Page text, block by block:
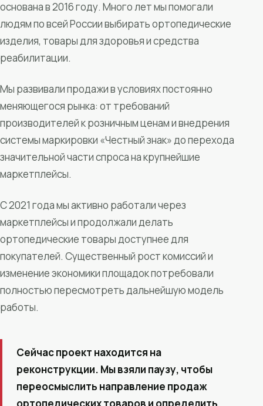
основана в 2016 году. Много лет мы помогали
людям по всей России выбирать ортопедические
изделия, товары для здоровья и средства
реабилитации.
Мы развивали продажи в условиях постоянно
меняющегося рынка: от требований
производителей к розничным ценам и внедрения
системы маркировки «Честный знак» до перехода
значительной части спроса на крупнейшие
маркетплейсы.
С 2021 года мы активно работали через
маркетплейсы и продолжали делать
ортопедические товары доступнее для
покупателей. Существенный рост комиссий и
изменение экономики площадок потребовали
полностью пересмотреть дальнейшую модель
работы.
Сейчас проект находится на
реконструкции. Мы взяли паузу, чтобы
переосмыслить направление продаж